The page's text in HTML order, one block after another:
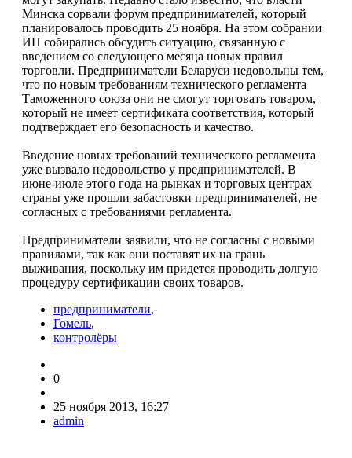
Минска сорвали форум предпринимателей, который
планировалось проводить 25 ноября. На этом собрании
ИП собирались обсудить ситуацию, связанную с
введением со следующего месяца новых правил
торговли. Предприниматели Беларуси недовольны тем,
что по новым требованиям технического регламента
Таможенного союза они не смогут торговать товаром,
который не имеет сертификата соответствия, который
подтверждает его безопасность и качество.
Введение новых требований технического регламента
уже вызвало недовольство у предпринимателей. В
июне-июле этого года на рынках и торговых центрах
страны уже прошли забастовки предпринимателей, не
согласных с требованиями регламента.
Предприниматели заявили, что не согласны с новыми
правилами, так как они поставят их на грань
выживания, поскольку им придется проводить долгую
процедуру сертификации своих товаров.
предприниматели,
Гомель,
контролёры
0
25 ноября 2013, 16:27
admin